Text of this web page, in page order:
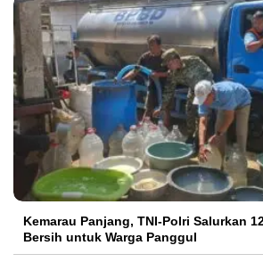
Kemarau Panjang, TNI-Polri Salurkan
Bersih untuk Warga Panggul